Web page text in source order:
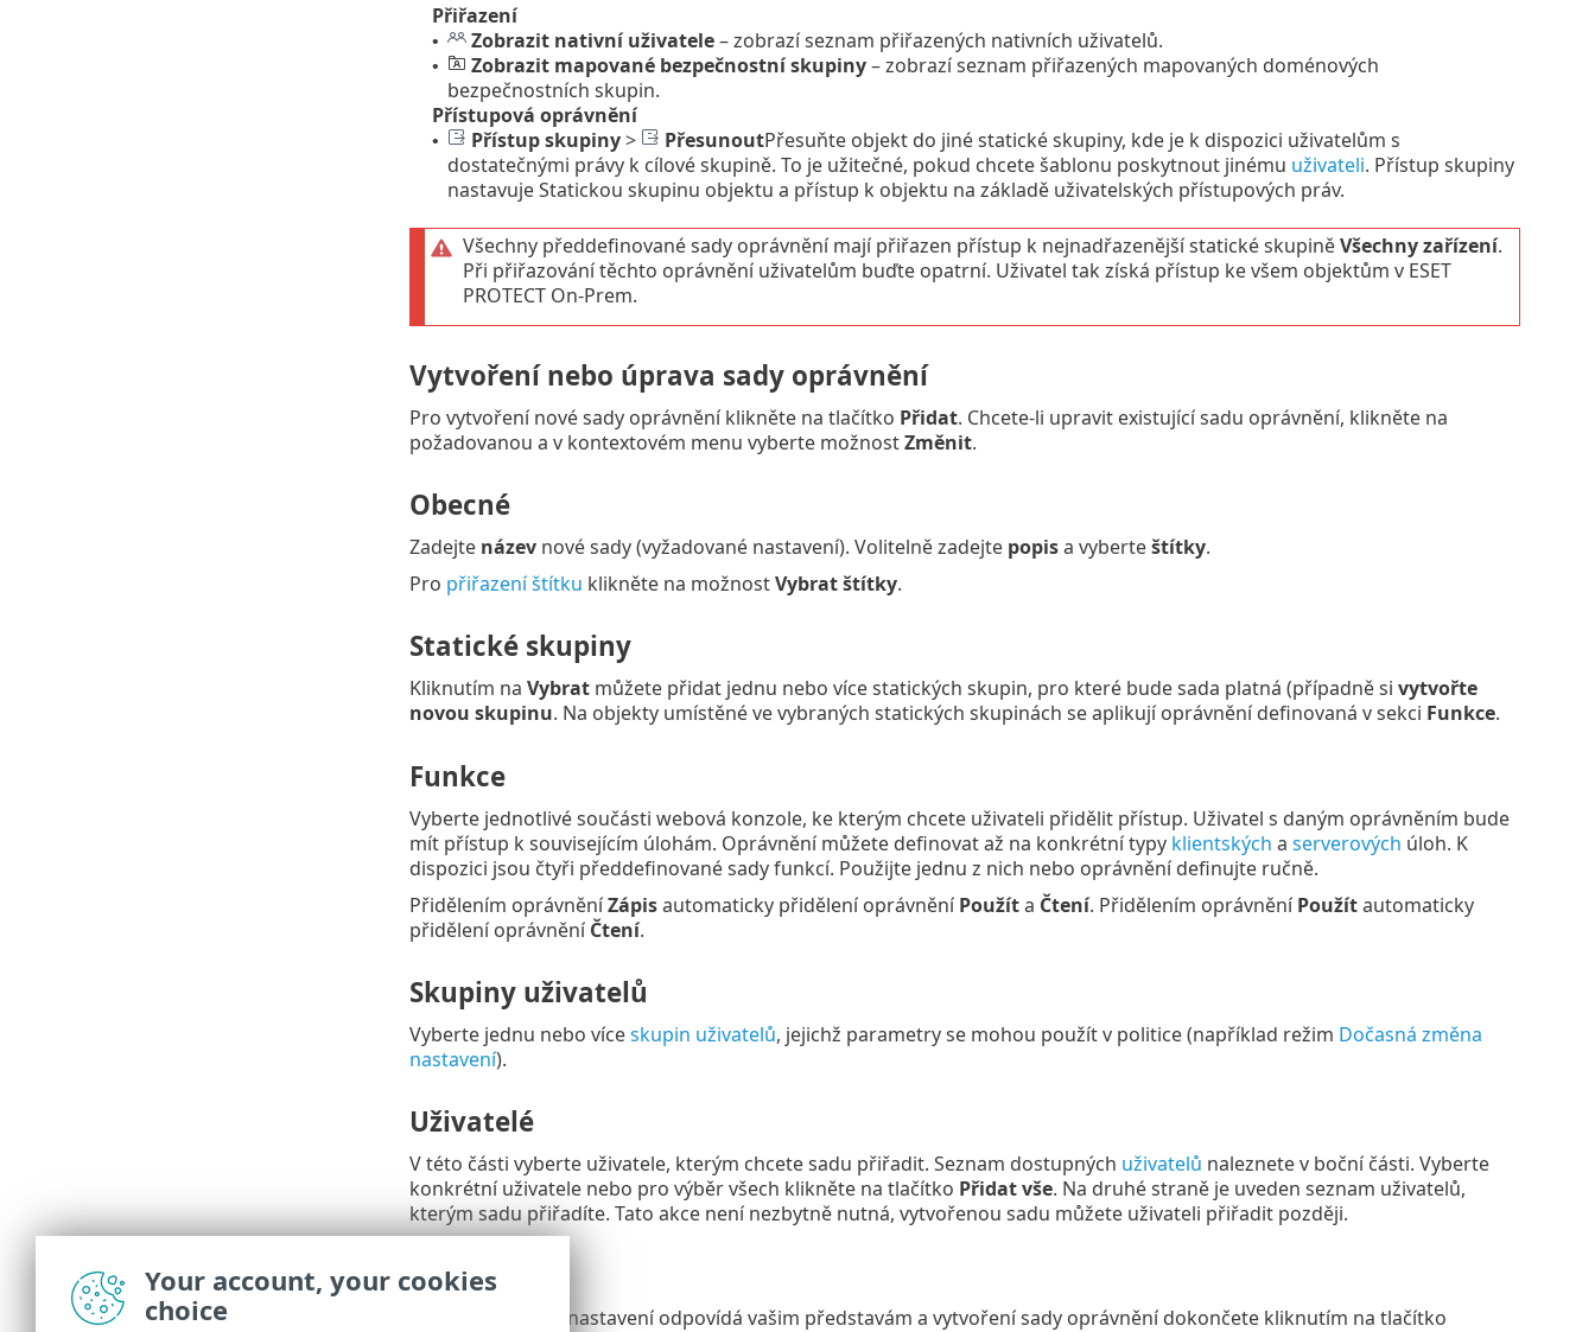
Přiřazení
• Zobrazit nativní uživatele– zobrazí seznam přiřazených nativních uživatelů.
• Zobrazit mapované bezpečnostní skupiny– zobrazí seznam přiřazených mapovaných doménových
bezpečnostních skupin.
Přístupová oprávnění
• Přístup skupiny> PřesunoutPřesuňte objekt do jiné statické skupiny, kde je k dispozici uživatelům s
dostatečnými právy k cílové skupině. To je užitečné, pokud chcete šablonu poskytnout jinému uživateli. Přístup skupiny
nastavuje Statickou skupinu objektu a přístup k objektu na základě uživatelských přístupových práv.
Všechny předdefinované sady oprávnění mají přiřazen přístup k nejnadřazenější statické skupiněVšechny zařízení.
Při přiřazování těchto oprávnění uživatelům buďte opatrní. Uživatel tak získá přístup ke všem objektům v ESET
PROTECT On-Prem.
Vytvoření nebo úprava sady oprávnění
Pro vytvoření nové sady oprávnění klikněte na tlačítko Přidat. Chcete-li upravit existující sadu oprávnění, klikněte na
požadovanou a v kontextovém menu vyberte možnostZměnit.
Obecné
Zadejte názevnové sady (vyžadované nastavení). Volitelně zadejte popisa vyberteštítky.
Pro přiřazení štítku klikněte na možnostVybrat štítky.
Statické skupiny
Kliknutím na Vybratmůžete přidat jednu nebo více statických skupin, pro které bude sada platná (případně si vytvořte
novou skupinu. Na objekty umístěné ve vybraných statických skupinách se aplikují oprávnění definovaná v sekci Funkce.
Funkce
Vyberte jednotlivé součásti webová konzole, ke kterým chcete uživateli přidělit přístup. Uživatel s daným oprávněním bude
mít přístup k souvisejícím úlohám. Oprávnění můžete definovat až na konkrétní typy klientských a serverových úloh. K
dispozici jsou čtyři předdefinované sady funkcí. Použijte jednu z nich nebo oprávnění definujte ručně.
Přidělením oprávněníZápisautomaticky přidělení oprávněníPoužíta Čtení. Přidělením oprávněníPoužítautomaticky
přidělení oprávněníČtení.
Skupiny uživatelů
Vyberte jednu nebo víceskupin uživatelů, jejichž parametry se mohou použít v politice (například režim Dočasná změna
nastavení).
Uživatelé
V této části vyberte uživatele, kterým chcete sadu přiřadit. Seznam dostupných uživatelů naleznete v boční části. Vyberte
konkrétní uživatele nebo pro výběr všech klikněte na tlačítko Přidat vše. Na druhé straně je uveden seznam uživatelů,
kterým sadu přiřadíte. Tato akce není nezbytně nutná, vytvořenou sadu můžete uživateli přiřadit později.
Souhrn
Zkontrolujte, zda nastavení odpovídá vašim představám a vytvoření sady oprávnění dokončete kliknutím na tlačítko
Your account, your cookies
choice